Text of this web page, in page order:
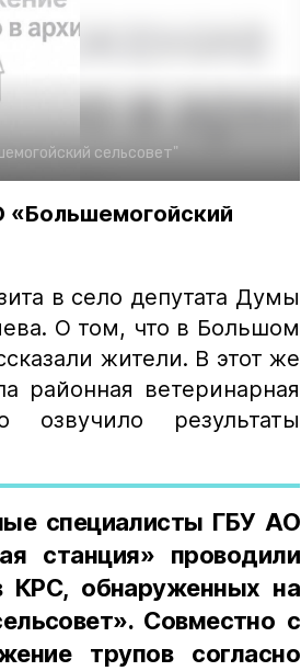
сельсовет"
«Большемогойский
в село депутата Думы
О том, что в Большом
жители. В этот же
районная ветеринарная
результаты
специалисты ГБУ АО
станция» проводили
КРС, обнаруженных на
Совместно с
трупов согласно